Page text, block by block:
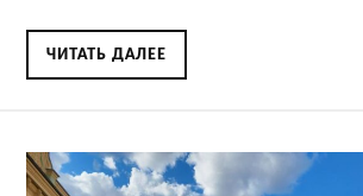
ЧИТАТЬ ДАЛЕЕ